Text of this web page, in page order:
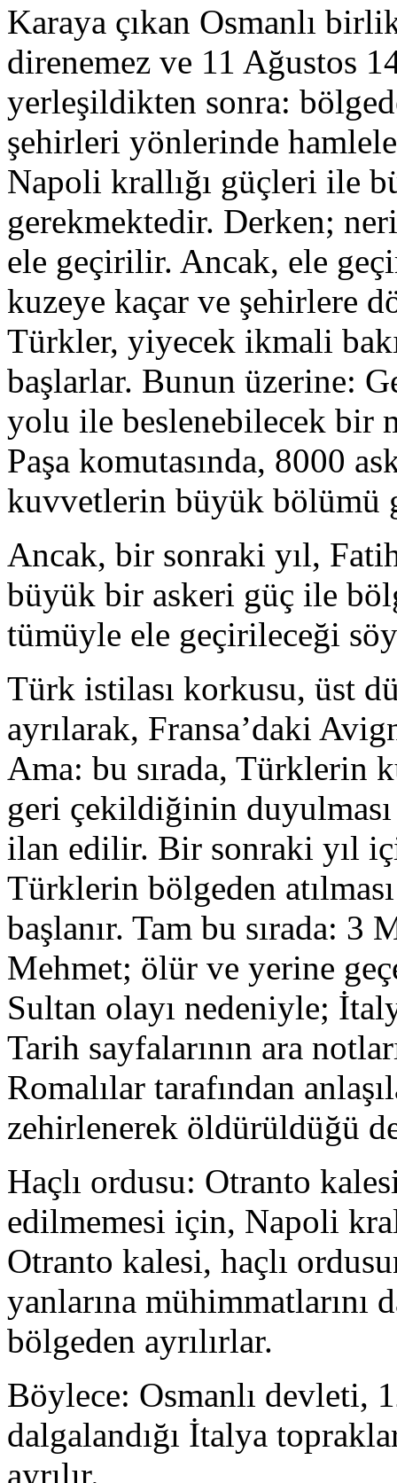
Karaya çıkan Osmanlı
direnemez ve 11 Ağustos
yerleşildikten sonra:
şehirleri yönlerinde
Napoli krallığı güçleri ile
gerekmektedir. Derken;
ele geçirilir. Ancak, ele
kuzeye kaçar ve şehirlere
Türkler, yiyecek ikmali
başlarlar. Bunun üzerine:
yolu ile beslenebilecek bir
Paşa komutasında, 8000
kuvvetlerin büyük bölümü
Ancak, bir sonraki yıl,
büyük bir askeri güç ile
tümüyle ele geçirileceği
Türk istilası korkusu, üst
ayrılarak, Fransa’daki
Ama: bu sırada, Türklerin
geri çekildiğinin
ilan edilir. Bir sonraki yıl
Türklerin bölgeden
başlanır. Tam bu sırada: 3
Mehmet; ölür ve yerine
Sultan olayı nedeniyle;
Tarih sayfalarının ara
Romalılar tarafından
zehirlenerek öldürüldüğü de
Haçlı ordusu: Otranto
edilmemesi için, Napoli
Otranto kalesi, haçlı
yanlarına mühimmatlarını
bölgeden ayrılırlar.
Böylece: Osmanlı devleti,
dalgalandığı İtalya
ayrılır.